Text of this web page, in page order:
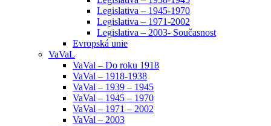
Legislativa – 1945-1970
Legislativa – 1971-2002
Legislativa – 2003- Současnost
Evropská unie
VaVaL
VaVal – Do roku 1918
VaVal – 1918-1938
VaVal – 1939 – 1945
VaVal – 1945 – 1970
VaVal – 1971 – 2002
VaVal – 2003